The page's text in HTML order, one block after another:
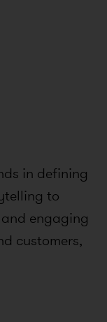
in defining
to
engaging
customers,